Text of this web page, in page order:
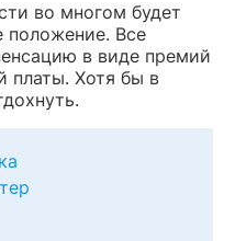
во многом будет
положение. Все
в виде премий
платы. Хотя бы в